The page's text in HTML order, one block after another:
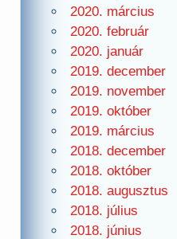
2020. március
2020. február
2020. január
2019. december
2019. november
2019. október
2019. március
2018. december
2018. október
2018. augusztus
2018. július
2018. június